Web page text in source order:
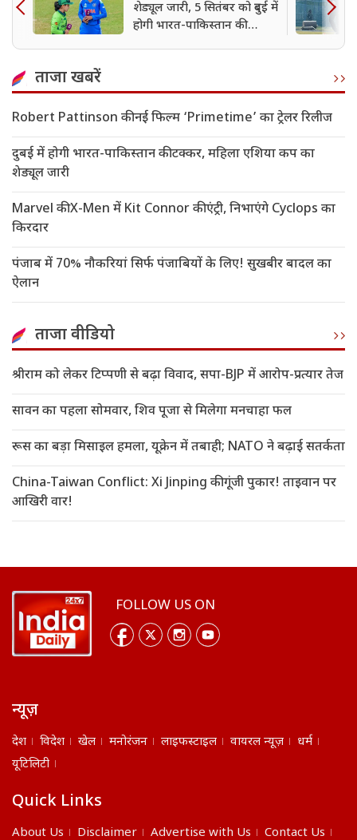
शेड्यूल जारी, 5 सितंबर को दुबई में
होगी भारत-पाकिस्तान की
ताजा खबरें
Robert Pattinson की नई फिल्म ‘Primetime’ का ट्रेलर रिलीज
दुबई में होगी भारत-पाकिस्तान की टक्कर, महिला एशिया कप का
शेड्यूल जारी
Marvel की X-Men में Kit Connor की एंट्री, निभाएंगे Cyclops का
किरदार
पंजाब में 70% नौकरियां सिर्फ पंजाबियों के लिए! सुखबीर बादल का
ऐलान
ताजा वीडियो
श्रीराम को लेकर टिप्पणी से बढ़ा विवाद, सपा-BJP में आरोप-प्रत्यार तेज
सावन का पहला सोमवार, शिव पूजा से मिलेगा मनचाहा फल
रूस का बड़ा मिसाइल हमला, यूक्रेन में तबाही; NATO ने बढ़ाई सतर्कता
China-Taiwan Conflict: Xi Jinping की गूंजी पुकार! ताइवान पर
आखिरी वार!
FOLLOW US ON
न्यूज़
देश विदेश खेल मनोरंजन लाइफस्टाइल वायरल न्यूज़
धर्म
यूटिलिटी
Quick Links
About Us Disclaimer Advertise with Us Contact Us